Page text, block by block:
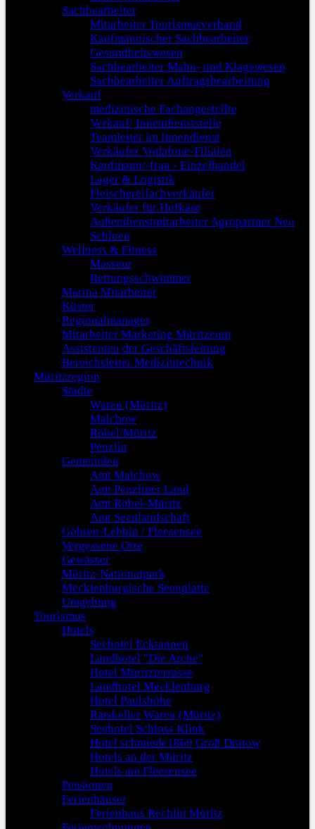
Sachbearbeiter
Mitarbeiter Tourismusverband
Kaufmännischer Sachbearbeiter
Gesundheitswesen
Sachbearbeiter Mahn- und Klagewesen
Sachbearbeiter Auftragsbearbeitung
Verkauf
medizinische Fachangestellte
Verkauf/ Innendienststelle
Teamleiter im Innendienst
Verkäufer Vodafone-Filialen
Kaufmann/-frau - Einzelhandel
Lager & Logistik
Fleischereifachverkäufer
Verkäufer für Hofkäse
Außendienstmitarbeiter Agropartner Neu
Schloen
Wellness & Fitness
Masseur
Rettungsschwimmer
Marina Mitarbeiter
Küster
Regionalmanager
Mitarbeiter Marketing Müritzeum
Assistenten der Geschäftsleitung
Bereichsleiter Medizintechnik
Müritzregion
Städte
Waren (Müritz)
Malchow
Röbel/Müritz
Penzlin
Gemeinden
Amt Malchow
Amt Penzliner Land
Amt Röbel-Müritz
Amt Seenlandschaft
Göhren-Lebbin / Fleesensee
Vergessene Orte
Gewässer
Müritz-Nationalpark
Mecklenburgische Seenplatte
Umgebung
Tourismus
Hotels
Seehotel Ecktannen
Landhotel "Die Arche"
Hotel Müritzterrasse
Landhotel Mecklenburg
Hotel Paulshöhe
Ratskeller Waren (Müritz)
Seehotel Schloss Klink
Hotel schmiede1860 Groß Dratow
Hotels an der Müritz
Hotels am Fleesensee
Pensionen
Ferienhäuser
Ferienhaus Rechlin Müritz